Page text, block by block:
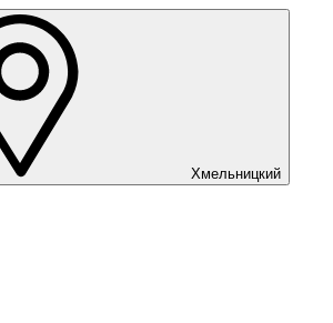
Хмельницкий